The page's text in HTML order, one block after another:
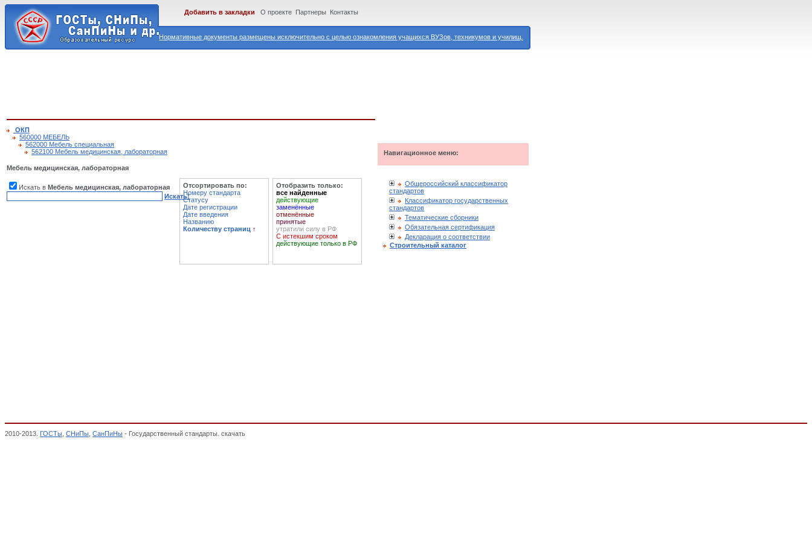
Нормативные документы размещены исключительно с целью ознакомления учащихся ВУЗов, техникумов и училищ.
Добавить в закладки О проекте Партнеры Контакты
ОКП
560000 МЕБЕЛЬ
562000 Мебель специальная
562100 Мебель медицинская, лабораторная
Мебель медицинская, лабораторная
Искать в Мебель медицинская, лабораторная
Искать!
Отсортировать по:
Номеру стандарта
Статусу
Дате регистрации
Дате введения
Названию
Количеству страниц ↑
Отобразить только:
все найденные
действующие
заменённые
отменённые
принятые
утратили силу в РФ
С истекшим сроком
действующие только в РФ
Навигационное меню:
Общероссийский классификатор
стандартов
Классификатор государственных
стандартов
Тематические сборники
Обязательная сертификация
Декларация о соответствии
Строительный каталог
2010-2013. ГОСТы СНиПы СанПиНы - Государственный стандарты. скачать